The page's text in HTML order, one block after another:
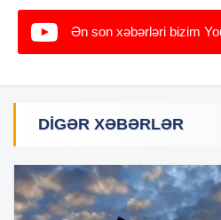
Ən son xəbərləri bizim
DIGƏR XƏBƏRLƏR